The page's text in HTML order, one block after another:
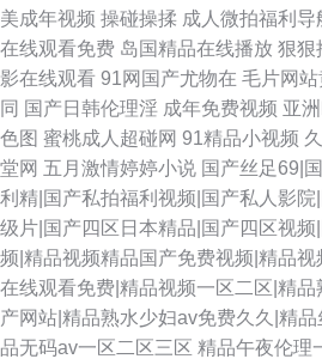
美成年视频 操碰操揉 成人微拍福利导
在线观看免费 岛国精品在线播放 狠狠
影在线观看 91网国产尤物在 毛片网
同 国产日韩伦理淫 成年免费视频 亚
色图 蜜桃成人超碰网 91精品小视频
堂网 五月激情婷婷小说 国产丝足69|
利精|国产私拍福利视频|国产私人影
级片|国产四区日本精品|国产四区视频
频|精品视频精品国产免费视频|精品
在线观看免费|精品视频一区二区|精
产网站|精品熟水少妇av免费久久|精
品无码av一区二区三区 精品午夜伦理